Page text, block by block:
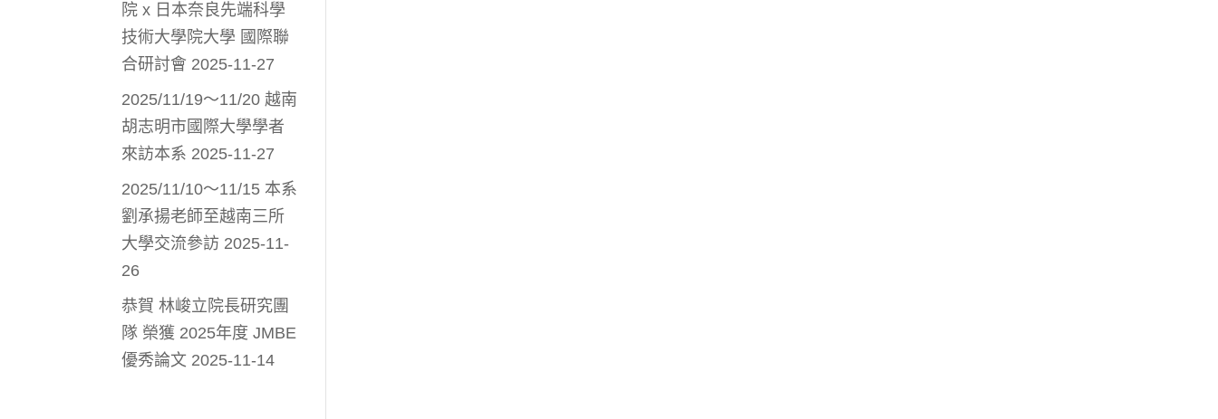
院 x 日本奈良先端科學
技術大學院大學 國際聯
合研討會 2025-11-27
2025/11/19～11/20 越南
胡志明市國際大學學者
來訪本系 2025-11-27
2025/11/10～11/15 本系
劉承揚老師至越南三所
大學交流參訪 2025-11-
26
恭賀 林峻立院長研究團
隊 榮獲 2025年度 JMBE
優秀論文 2025-11-14